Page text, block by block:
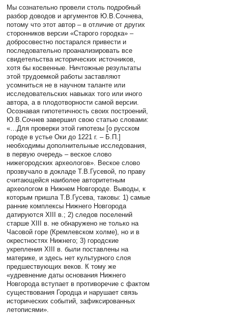
Мы сознательно провели столь подробный
разбор доводов и аргументов Ю.В.Сочнева,
потому что этот автор – в отличие от других
сторонников версии «Старого городка» –
добросовестно постарался привести и
последовательно проанализировать все
свидетельства исторических источников,
хотя бы косвенные. Ничтожные результаты
этой трудоемкой работы заставляют
усомниться не в научном таланте или
исследовательских навыках того или иного
автора, а в плодотворности самой версии.
Осознавая гипотетичность своих построений,
Ю.В.Сочнев завершил свою статью словами:
«…Для проверки этой гипотезы [о русском
городе в устье Оки до 1221 г. – Б.П.]
необходимы дополнительные исследования,
в первую очередь – веское слово
нижегородских археологов». Веское слово
прозвучало в докладе Т.В.Гусевой, по праву
считающейся наиболее авторитетным
археологом в Нижнем Новгороде. Выводы, к
которым пришла Т.В.Гусева, таковы: 1) самые
ранние комплексы Нижнего Новгорода
датируются XIII в.; 2) следов поселений
старше XIII в. не обнаружено не только на
Часовой горе (Кремлевском холме), но и в
окрестностях Нижнего; 3) городские
укрепления XIII в. были поставлены на
материке, и здесь нет культурного слоя
предшествующих веков. К тому же
«удревнение даты основания Нижнего
Новгорода вступает в противоречие с фактом
существования Городца и нарушает связь
исторических событий, зафиксированных
летописями».